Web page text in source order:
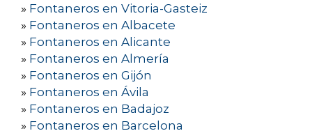
» Fontaneros en Vitoria-Gasteiz
» Fontaneros en Albacete
» Fontaneros en Alicante
» Fontaneros en Almería
» Fontaneros en Gijón
» Fontaneros en Ávila
» Fontaneros en Badajoz
» Fontaneros en Barcelona